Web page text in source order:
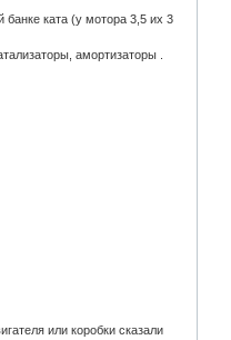
банке ката (у мотора 3,5 их 3
амортизаторы .
или коробки сказали